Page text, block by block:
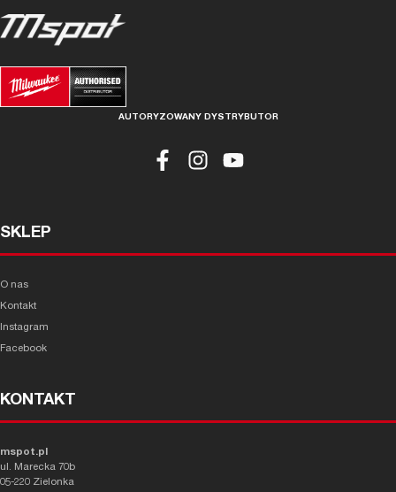
AUTORYZOWANY DYSTRYBUTOR
SKLEP
O nas
Kontakt
Instagram
Facebook
KONTAKT
mspot.pl
ul. Marecka 70b
05-220 Zielonka